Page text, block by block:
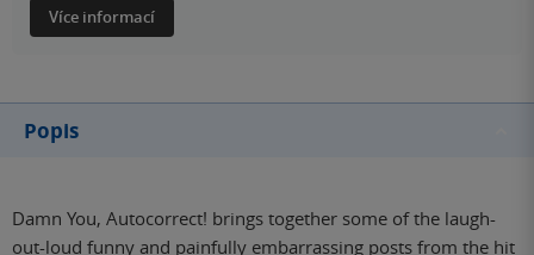
Více informací
Popis
Damn You, Autocorrect! brings together some of the laugh-
out-loud funny and painfully embarrassing posts from the hit